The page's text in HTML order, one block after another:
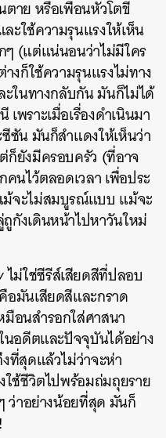
ตาย หรือเพื่อนหัวโตขี้
ะใช้ความรุนแรงให้เห็น
ๆ (แต่แน่นอนว่าไม่มีใคร
งก็ใช้ความรุนแรงไม่ทาง
ในทางกลับกัน มันก็ไม่ได้
พราะเมื่อเรื่องดำเนินมา
ซัน มันก็สำแดงให้เห็นว่า
ก็ยังมีครอบครัว (ที่อาจ
นไว้ตลอดเวลา เพื่อประ
จะไม่สมบูรณ์แบบ แม้จะ
กังเดินหน้าไปหาวันใหม่
ไม่ใช่ซีรีส์เสียดสีที่ปลอบ
มันเสียดสีและกราด
อนสำรอกใส่ศาสนา
นอดีตและปัจจุบันได้อย่าง
ที่สุดแล้วไม่ว่าจะห่า
ใช้ชีวิตไปพร้อมถ่มถุยราย
ว่าอย่างน้อยที่สุด มันก็